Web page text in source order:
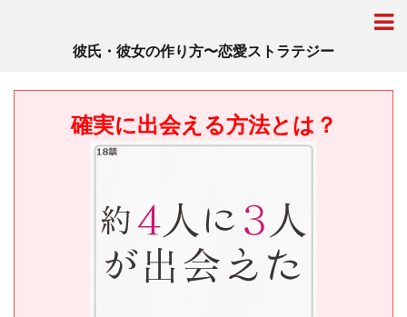
彼氏・彼女の作り方〜恋愛ストラテジー
確実に出会える方法とは？